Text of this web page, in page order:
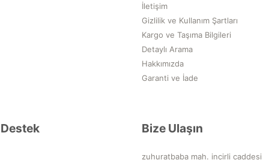
İletişim
Gizlilik ve Kullanım Şartları
Kargo ve Taşıma Bilgileri
Detaylı Arama
Hakkımızda
Garanti ve İade
Destek Bize Ulaşın
zuhuratbaba mah. incirli caddesi